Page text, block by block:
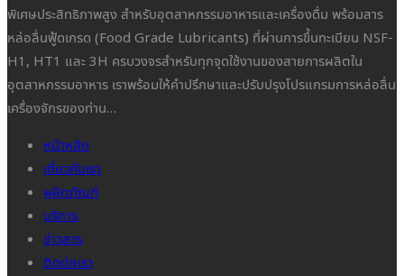
พิเศษประสิทธิภาพสูง สำหรับอุตสาหกรรมอาหารและเครื่องดื่ม พร้อมสาร
หล่อลื่นฟู้ดเกรด (Food Grade Lubricants) ที่ผ่านการขึ้นทะเบียน NSF-
H1, HT1 และ 3H ครบวงจรสำหรับทุกจุดใช้งานของสายการผลิตใน
อุตสาหกรรมอาหาร เราพร้อมให้คำปรึกษาและปรับปรุงโปรแกรมการหล่อลื่น
เครื่องจักรของท่าน…
หน้าหลัก
เกี่ยวกับเรา
ผลิตภัณฑ์
บริการ
ข่าวสาร
ติดต่อเรา